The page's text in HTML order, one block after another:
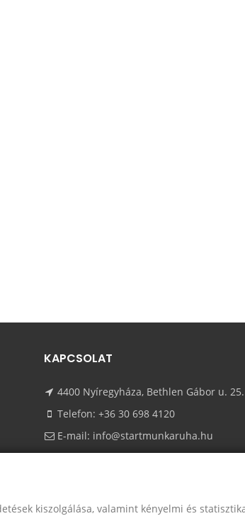
KAPCSOLAT
4400 Nyíregyháza, Bethlen Gábor u. 25.
Telefon:+36 30 698 4120
E-mail: info@startmunkaruha.hu
kiszolgálása, valamint kényelmi és